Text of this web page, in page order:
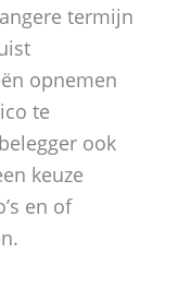
termijn
opnemen
te
ook
keuze
en of